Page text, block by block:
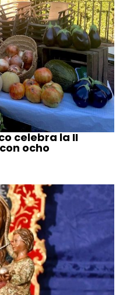
celebra la II
ocho